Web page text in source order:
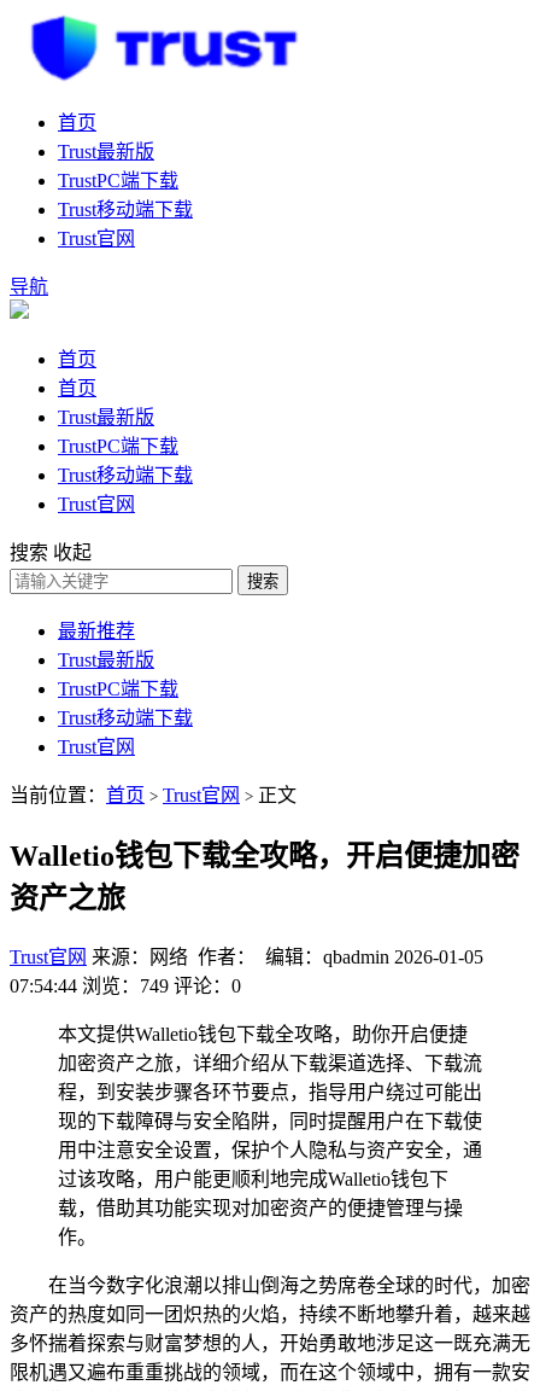
首页
Trust最新版
TrustPC端下载
Trust移动端下载
Trust官网
导航
首页
首页
Trust最新版
TrustPC端下载
Trust移动端下载
Trust官网
搜索 收起
搜索
最新推荐
Trust最新版
TrustPC端下载
Trust移动端下载
Trust官网
当前位置： 首页 > Trust官网 > 正文
Walletio钱包下载全攻略，开启便捷加密
资产之旅
Trust官网 来源：网络 作者： 编辑：qbadmin 2026-01-05
07:54:44 浏览：749 评论：0
本文提供Walletio钱包下载全攻略，助你开启便捷
加密资产之旅，详细介绍从下载渠道选择、下载流
程，到安装步骤各环节要点，指导用户绕过可能出
现的下载障碍与安全陷阱，同时提醒用户在下载使
用中注意安全设置，保护个人隐私与资产安全，通
过该攻略，用户能更顺利地完成Walletio钱包下
载，借助其功能实现对加密资产的便捷管理与操
作。
在当今数字化浪潮以排山倒海之势席卷全球的时代，加密
资产的热度如同一团炽热的火焰，持续不断地攀升着，越来越
多怀揣着探索与财富梦想的人，开始勇敢地涉足这一既充满无
限机遇又遍布重重挑战的领域，而在这个领域中，拥有一款安